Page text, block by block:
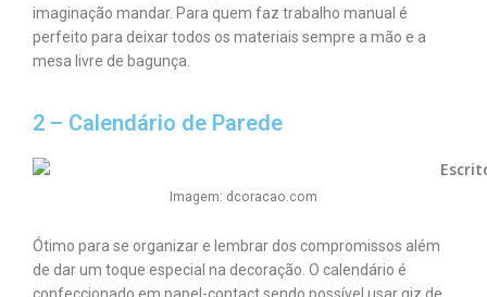
imaginação mandar. Para quem faz trabalho manual é
perfeito para deixar todos os materiais sempre a mão e a
mesa livre de bagunça.
2 – Calendário de Parede
Imagem: dcoracao.com
Ótimo para se organizar e lembrar dos compromissos além
de dar um toque especial na decoração. O calendário é
confeccionado em papel-contact sendo possível usar giz de